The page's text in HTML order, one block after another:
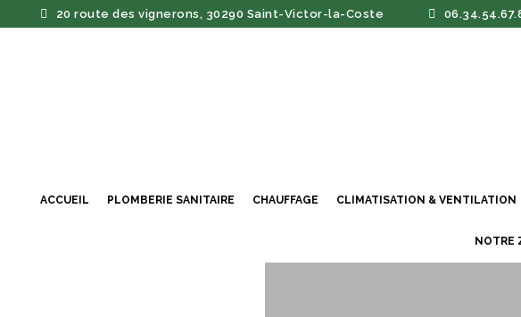
20 route des vignerons, 30290 Saint-Victor-la-Coste
ACCUEIL PLOMBERIE SANITAIRE CHAUFFAGE CLIMATISATION & VENTILATION
NOTRE